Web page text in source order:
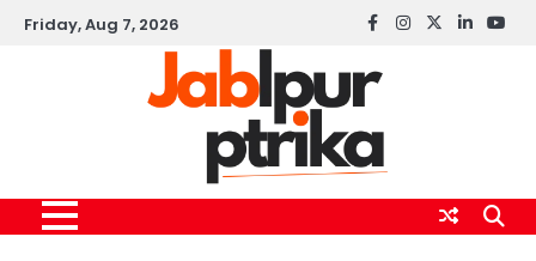
SkipFriday, Aug 7, 2026 Facebook
instagram
twitterlinkedin